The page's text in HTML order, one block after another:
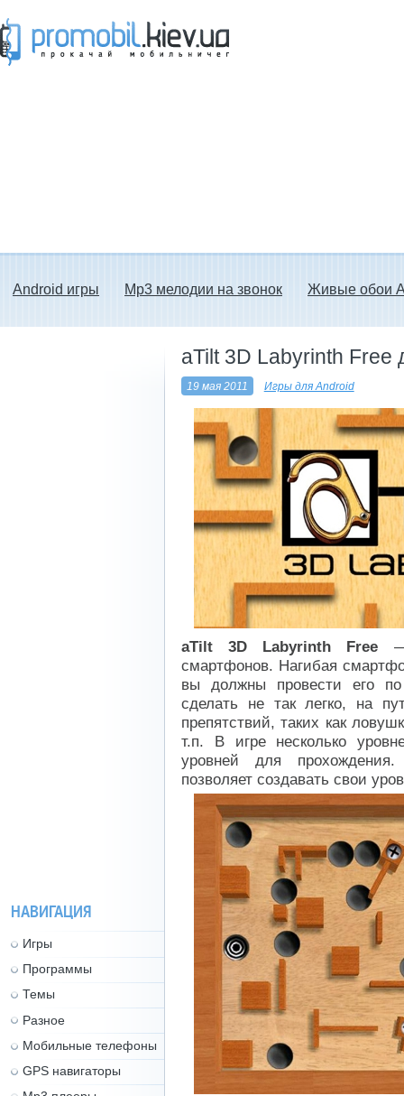
Android игры Mp3 мелодии на звонок Живые обои
aTilt 3D Labyrinth Free
19 мая 2011 Игры для Android
aTilt 3D Labyrinth Free —
смартфонов. Нагибая
вы должны провести его
сделать не так легко, на
препятствий, таких как
т.п. В игре несколько
уровней для
позволяет создавать свои
НАВИГАЦИЯ
Игры
Программы
Темы
Разное
Мобильные телефоны
GPS навигаторы